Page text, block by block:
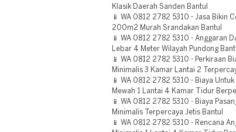
Klasik Daerah Sanden Bantul
📱 WA 0812 2782 5310 - Jasa Bikin
200m2 Murah Srandakan Bantul
📱 WA 0812 2782 5310 - Anggaran
Lebar 4 Meter Wilayah Pundong
📱 WA 0812 2782 5310 - Perkiraan
Minimalis 3 Kamar Lantai 2
📱 WA 0812 2782 5310 - Biaya
Mewah 1 Lantai 4 Kamar Tidur
📱 WA 0812 2782 5310 - Biaya
Minimalis Terpercaya Jetis Bantul
📱 WA 0812 2782 5310 - Rencana